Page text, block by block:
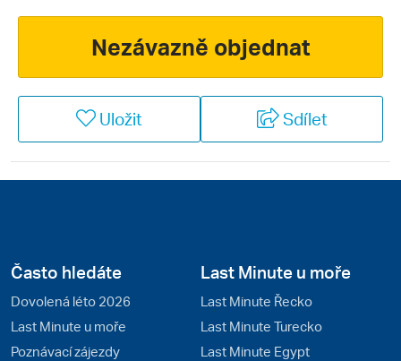
podnebí po celý rok.
zimní půlrok, v létě je na cestování poměrně horko.
Většina hotelů poskytuje všechny důležité služby a
stravování formou all inclusive.
Nezávazně objednat
Uložit Sdílet
Často hledáte
Dovolená léto 2026
Last Minute u moře
Poznávací zájezdy
Last Minute u moře
Last Minute Řecko
Last Minute Turecko
Last Minute Egypt